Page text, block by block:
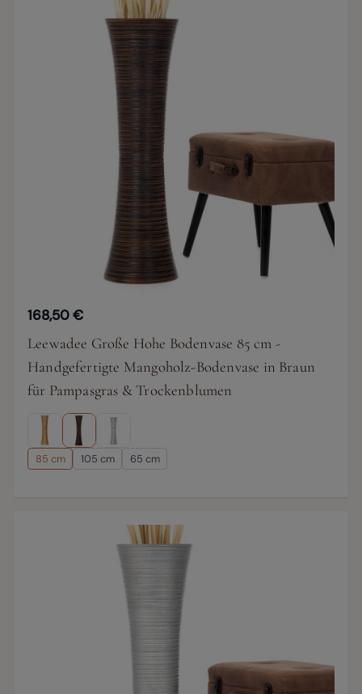
168,50 €
Leewadee Große Hohe Bodenvase 85 cm -
Handgefertigte Mangoholz-Bodenvase in Braun
für Pampasgras & Trockenblumen
85 cm 105 cm 65 cm